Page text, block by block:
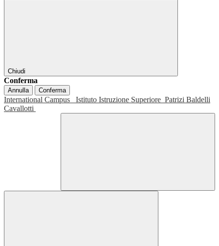
Chiudi
Conferma
Annulla Conferma
International Campus Istituto Istruzione Superiore Patrizi Baldelli
Cavallotti